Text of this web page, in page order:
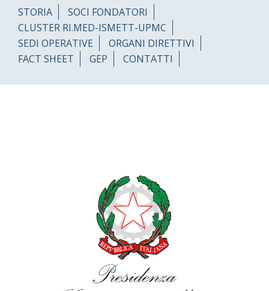
STORIA
SOCI FONDATORI
CLUSTER RI.MED-ISMETT-UPMC
SEDI OPERATIVE
ORGANI DIRETTIVI
FACT SHEET
GEP CONTATTI